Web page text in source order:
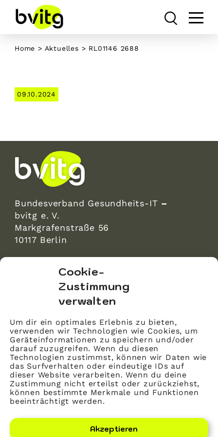
Cookie-
Zustimmung
verwalten
Um dir ein optimales Erlebnis zu bieten,
verwenden wir Technologien wie Cookies, um
Geräteinformationen zu speichern und/oder
darauf zuzugreifen. Wenn du diesen
Technologien zustimmst, können wir Daten wie
das Surfverhalten oder eindeutige IDs auf
dieser Website verarbeiten. Wenn du deine
Zustimmung nicht erteilst oder zurückziehst,
können bestimmte Merkmale und Funktionen
beeinträchtigt werden.
Akzeptieren
content
Home > Aktuelles > RL01146 2688
09.10.2024
Bundesverband Gesundheits-IT –
bvitg e. V.
Markgrafenstraße 56
10117 Berlin
Markgrafenstraße 56
10117 Berlin
Impressum
Kontakt
Datenschutz
Mitglied werden
LinkedIn
YouTube